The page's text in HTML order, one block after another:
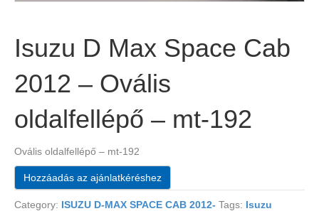
Isuzu D Max Space Cab
2012 – Ovális
oldalfellépő – mt-192
Ovális oldalfellépő – mt-192
Hozzáadás az ajánlatkéréshez
Category: ISUZU D-MAX SPACE CAB 2012- Tags: Isuzu